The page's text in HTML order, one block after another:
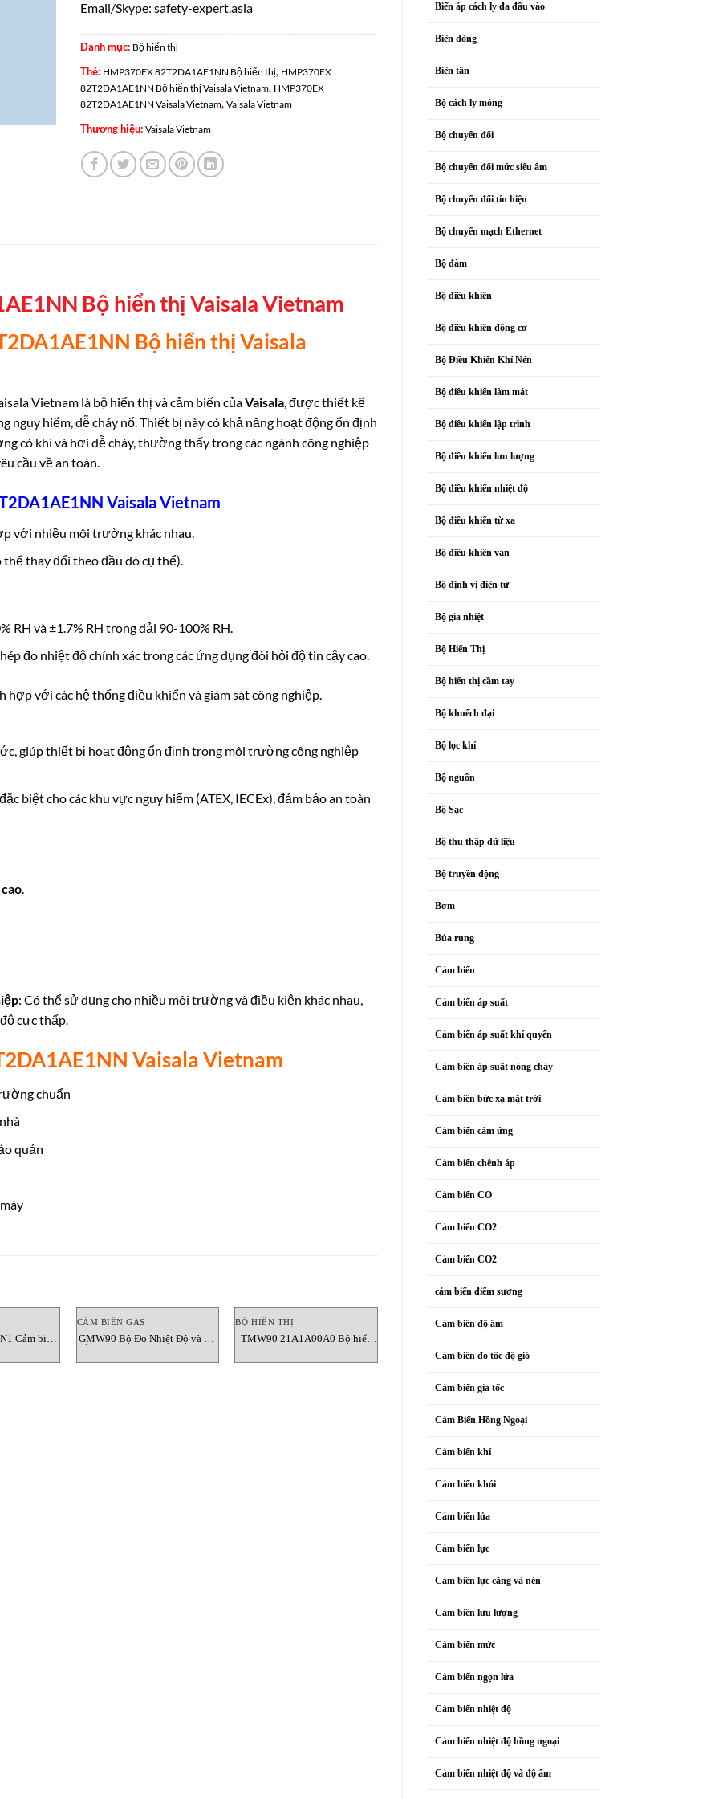
Biến áp cách ly đa đầu vào
Biến dòng
Biến tần
Bộ cách ly mỏng
Bộ chuyển đổi
Bộ chuyển đổi mức siêu âm
Bộ chuyển đổi tín hiệu
Bộ chuyển mạch Ethernet
Bộ đàm
Bộ điều khiển
Bộ điều khiển động cơ
Bộ Điều Khiển Khí Nén
Bộ điều khiển làm mát
Bộ điều khiển lập trình
Bộ điều khiển lưu lượng
Bộ điều khiển nhiệt độ
Bộ điều khiển từ xa
Bộ điều khiển van
Bộ định vị điện tử
Bộ gia nhiệt
Bộ Hiển Thị
Bộ hiển thị cầm tay
Bộ khuếch đại
Bộ lọc khí
Bộ nguồn
Bộ Sạc
Bộ thu thập dữ liệu
Bộ truyền động
Bơm
Búa rung
Cảm biến
Cảm biến áp suất
Cảm biến áp suất khí quyển
Cảm biến áp suất nóng chảy
Cảm biến bức xạ mặt trời
Cảm biến cảm ứng
Cảm biến chênh áp
Cảm biến CO
Cảm biến CO2
Cảm biến CO2
cảm biến điểm sương
Cảm biến độ ẩm
Cảm biến đo tốc độ gió
Cảm biến gia tốc
Cảm Biến Hồng Ngoại
Cảm biến khí
Cảm biến khói
Cảm biến lửa
Cảm biến lực
Cảm biến lực căng và nén
Cảm biến lưu lượng
Cảm biến mức
Cảm biến ngọn lửa
Cảm biến nhiệt độ
Cảm biến nhiệt độ hồng ngoại
Cảm biến nhiệt độ và độ ẩm
Email/Skype: safety-expert.asia
Danh mục: Bộ hiển thị
Thẻ: HMP370EX 82T2DA1AE1NN Bộ hiển thị, HMP370EX
82T2DA1AE1NN Bộ hiển thị Vaisala Vietnam, HMP370EX
82T2DA1AE1NN Vaisala Vietnam, Vaisala Vietnam
Thương hiệu: Vaisala Vietnam
Bộ hiển thị Vaisala Vietnam
Bộ hiển thị Vaisala
Vietnam là bộ hiển thị và cảm biến củaVaisala , được thiết kế
nguy hiểm, dễ cháy nổ. Thiết bị này có khả năng hoạt động ổn định
có khí và hơi dễ cháy, thường thấy trong các ngành công nghiệp
cầu về an toàn.
Vaisala Vietnam
với nhiều môi trường khác nhau.
thể thay đổi theo đầu dò cụ thể).
RH và ±1.7% RH trong dải 90-100% RH.
đo nhiệt độ chính xác trong các ứng dụng đòi hỏi độ tin cậy cao.
hợp với các hệ thống điều khiển và giám sát công nghiệp.
giúp thiết bị hoạt động ổn định trong môi trường công nghiệp
biệt cho các khu vực nguy hiểm (ATEX, IECEx), đảm bảo an toàn
.
: Có thể sử dụng cho nhiều môi trường và điều kiện khác nhau,
cực thấp.
Vaisala Vietnam
chuẩn
quản
Cảm biến
CẢM BIẾN GAS
GMW90 Bộ Đo Nhiệt Độ và Độ
BỘ HIỂN THỊ
TMW90 21A1A00A0 Bộ hiển
BỘ HIỂN THỊ
Vaisala Vietnam